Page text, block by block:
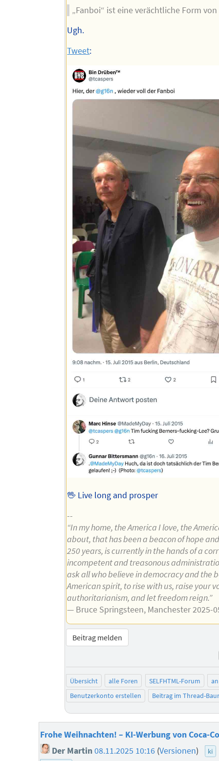
„Fanboi“ ist eine verächtliche Form von
Ugh.
Tweet:
🖖 Live long and prosper
--
“In my home, the America I love, the
about, that has been a beacon of hope
250 years, is currently in the hands of a
incompetent and treasonous
ask all who believe in democracy and the
American spirit, to rise with us, raise your
authoritarianism, and let freedom reign.”
— Bruce Springsteen, Manchester 2025-
Beitrag melden
Übersicht alle Foren SELFHTML-Forum
Benutzerkonto erstellen
Beitrag im Thread-
Frohe Weihnachten! – KI-Werbung von Coca-
Der Martin08.11.2025 10:16 (Versionen)
ki